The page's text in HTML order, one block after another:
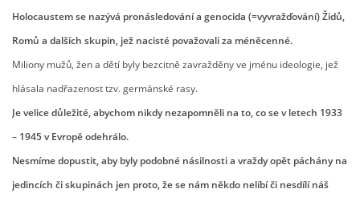
Základní škola, Zbraslav, okres Brno-venkov, příspěvková
Zbraslav
PSČ 664 84
Holocaustem se nazývá pronásledovánía genocida (=vyvražďování) Židů,
Romů a dalších skupin, jež nacisté považovali za méněcenné.
Miliony mužů, žen a dětí byly bezcitně zavražděny ve jménu ideologie, jež
hlásala nadřazenost tzv. germánské rasy.
Je velice důležité, abychom nikdy nezapomněli na to, co se v letech 1933
– 1945 v Evropě odehrálo.
Nesmíme dopustit, aby byly podobné násilnostia vraždy opět páchány na
jedincích či skupinách jen proto, že se nám někdo nelíbí či nesdílí náš